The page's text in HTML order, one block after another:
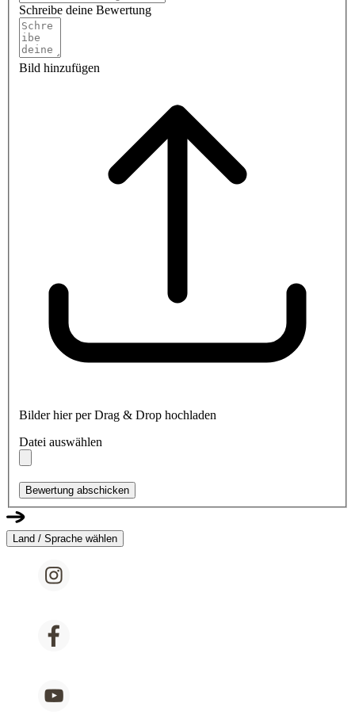
Schreibe deine Bewertung
Bild hinzufügen
Bilder hier per Drag & Drop hochladen
Datei auswählen
Bewertung abschicken
Land / Sprache wählen